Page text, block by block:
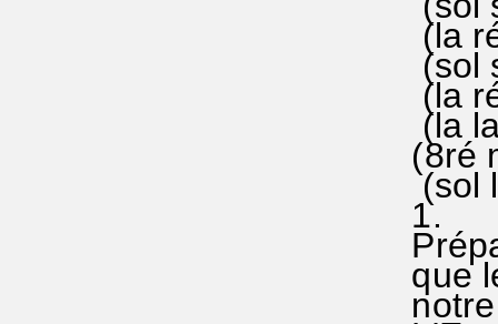
(la
(sol
(la ré
(la la
(8ré
(sol
1.
que
notre